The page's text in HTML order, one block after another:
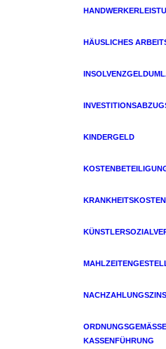
HÄUSLICHES
KINDERGELD
KRANKHEITSKOSTEN
ORDNUNGSGEMÄSSE K
ASSENFÜHRUNG